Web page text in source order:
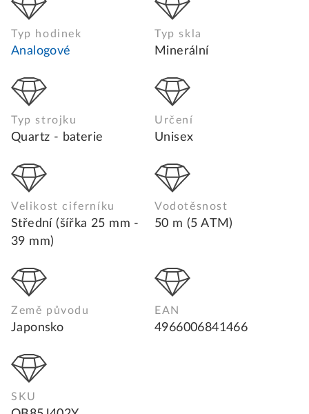
Typ hodinek
Analogové
Typ skla
Minerální
Typ strojku
Quartz - baterie
Určení
Unisex
Velikost ciferníku
Střední (šířka 25 mm -
39 mm)
Vodotěsnost
50 m (5 ATM)
Země původu
Japonsko
EAN
4966006841466
SKU